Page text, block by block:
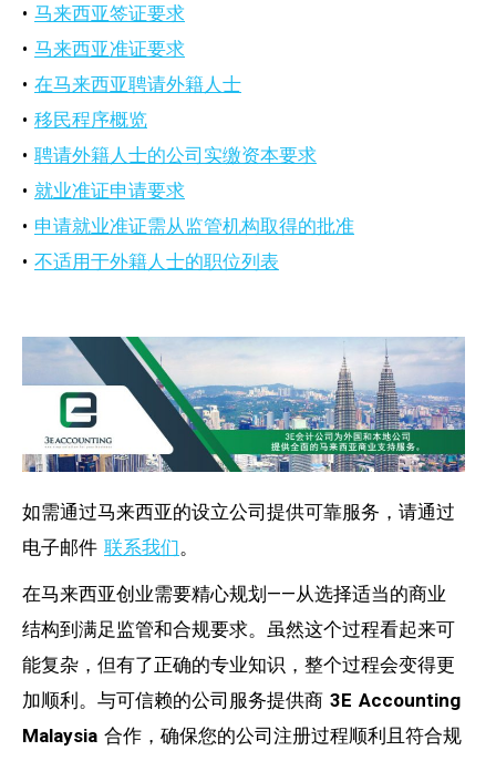
• 马来西亚签证要求
• 马来西亚准证要求
• 在马来西亚聘请外籍人士
• 移民程序概览
• 聘请外籍人士的公司实缴资本要求
• 就业准证申请要求
• 申请就业准证需从监管机构取得的批准
• 不适用于外籍人士的职位列表
如需通过马来西亚的设立公司提供可靠服务，请通过
电子邮件 联系我们。
在马来西亚创业需要精心规划——从选择适当的商业
结构到满足监管和合规要求。虽然这个过程看起来可
能复杂，但有了正确的专业知识，整个过程会变得更
加顺利。与可信赖的公司服务提供商 3E Accounting
Malaysia 合作，确保您的公司注册过程顺利且符合规